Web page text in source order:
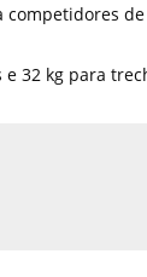
competidores
32 kg para